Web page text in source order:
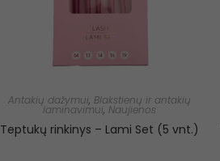
Antakių dažymui, Blakstienų ir antakių
laminavimui, Naujienos
Teptukų rinkinys – Lami Set (5 vnt.)